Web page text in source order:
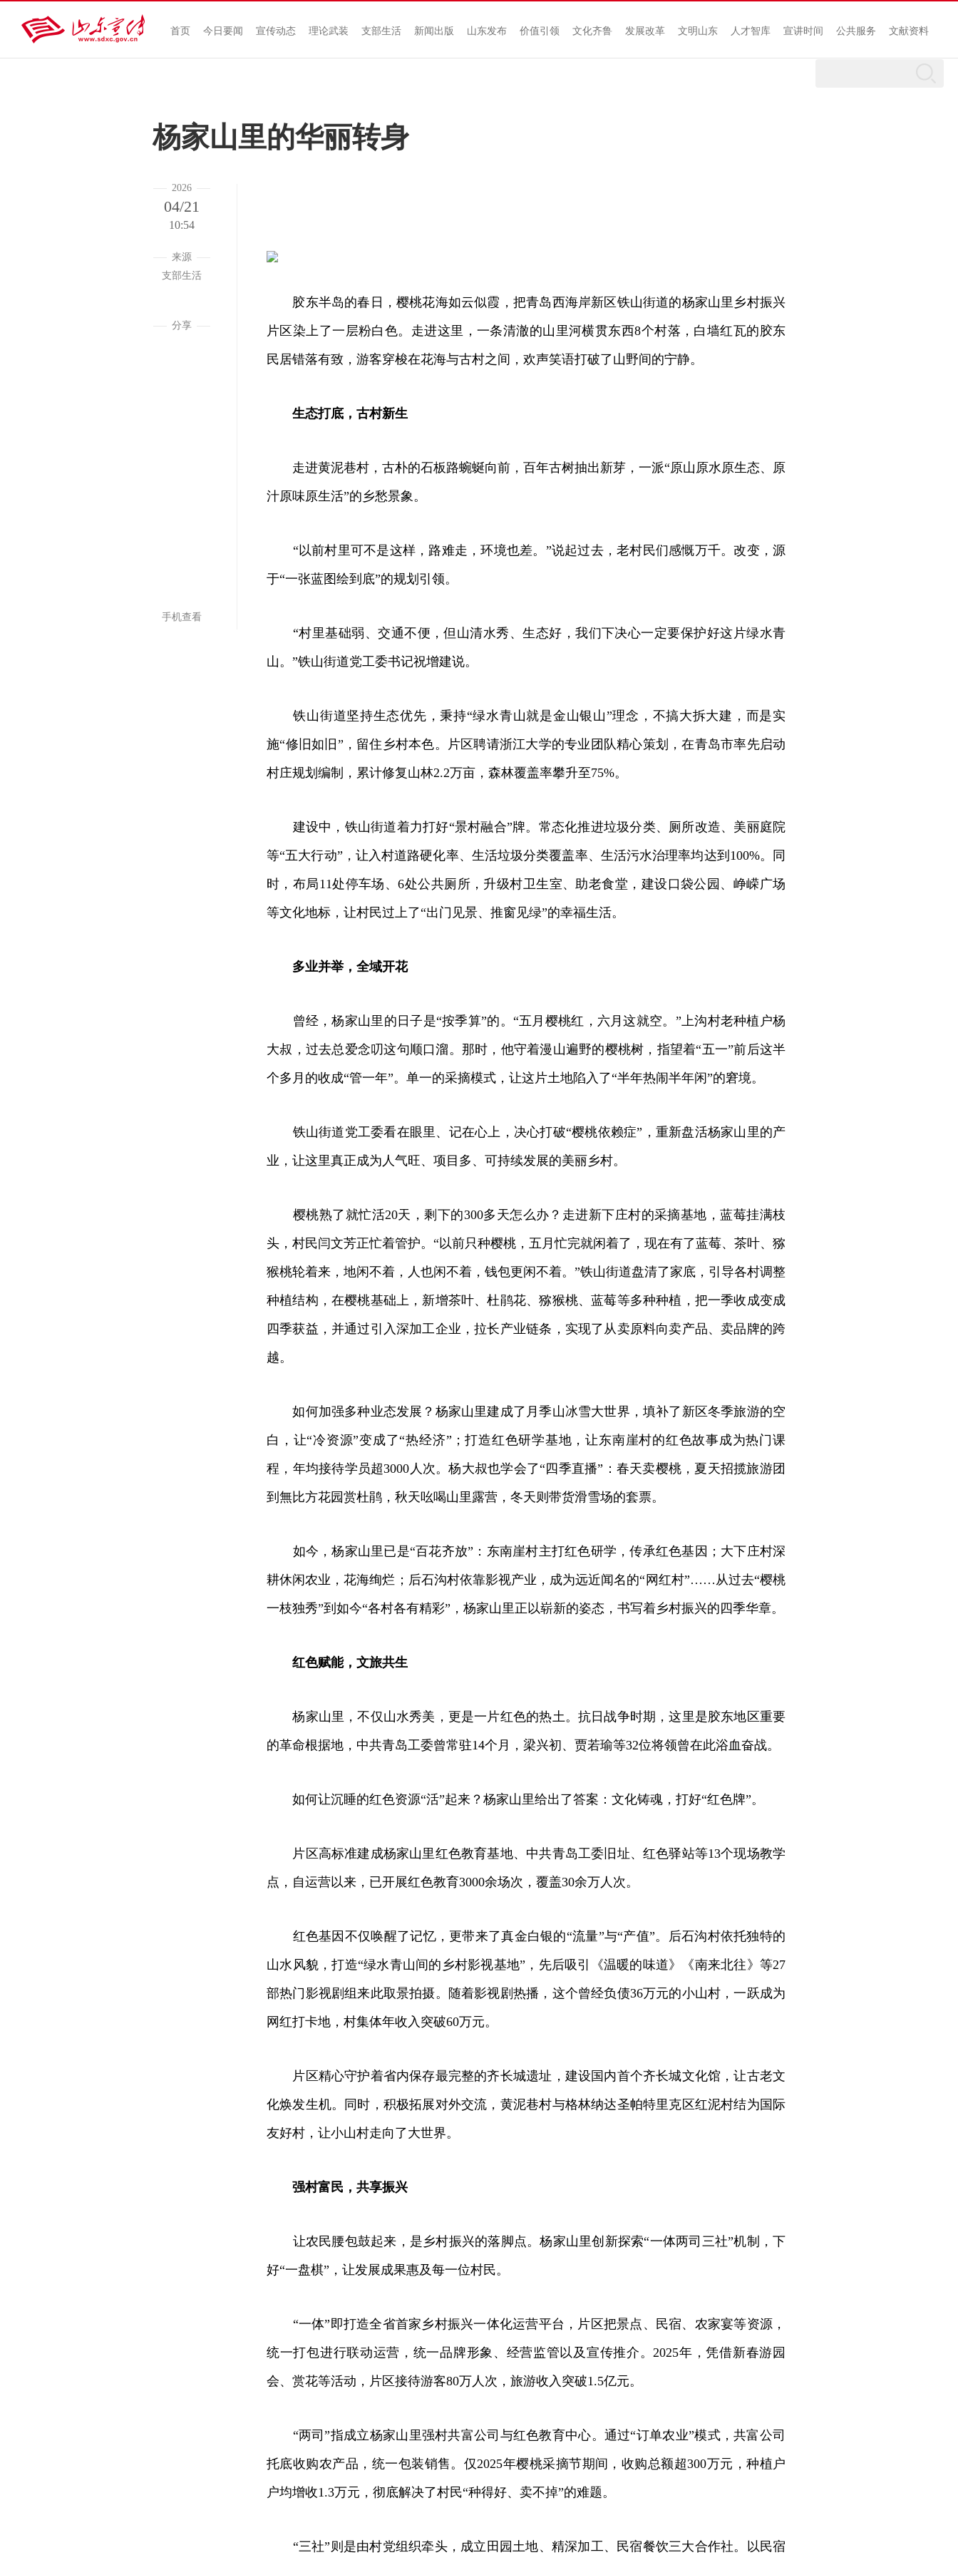
首页 今日要闻 宣传动态 理论武装 支部生活 新闻出版 山东发布 价值引领 文化齐鲁 发展改革 文明山东 人才智库 宣讲时间 公共服务 文献资料
杨家山里的华丽转身
2026
04/21
10:54
来源
支部生活
分享
手机查看
胶东半岛的春日，樱桃花海如云似霞，把青岛西海岸新区铁山街道的杨家山里乡村振兴
片区染上了一层粉白色。走进这里，一条清澈的山里河横贯东西8个村落，白墙红瓦的胶东
民居错落有致，游客穿梭在花海与古村之间，欢声笑语打破了山野间的宁静。
生态打底，古村新生
走进黄泥巷村，古朴的石板路蜿蜒向前，百年古树抽出新芽，一派“原山原水原生态、原
汁原味原生活”的乡愁景象。
“以前村里可不是这样，路难走，环境也差。”说起过去，老村民们感慨万千。改变，源
于“一张蓝图绘到底”的规划引领。
“村里基础弱、交通不便，但山清水秀、生态好，我们下决心一定要保护好这片绿水青
山。”铁山街道党工委书记祝增建说。
铁山街道坚持生态优先，秉持“绿水青山就是金山银山”理念，不搞大拆大建，而是实
施“修旧如旧”，留住乡村本色。片区聘请浙江大学的专业团队精心策划，在青岛市率先启动
村庄规划编制，累计修复山林2.2万亩，森林覆盖率攀升至75%。
建设中，铁山街道着力打好“景村融合”牌。常态化推进垃圾分类、厕所改造、美丽庭院
等“五大行动”，让入村道路硬化率、生活垃圾分类覆盖率、生活污水治理率均达到100%。同
时，布局11处停车场、6处公共厕所，升级村卫生室、助老食堂，建设口袋公园、峥嵘广场
等文化地标，让村民过上了“出门见景、推窗见绿”的幸福生活。
多业并举，全域开花
曾经，杨家山里的日子是“按季算”的。“五月樱桃红，六月这就空。”上沟村老种植户杨
大叔，过去总爱念叨这句顺口溜。那时，他守着漫山遍野的樱桃树，指望着“五一”前后这半
个多月的收成“管一年”。单一的采摘模式，让这片土地陷入了“半年热闹半年闲”的窘境。
铁山街道党工委看在眼里、记在心上，决心打破“樱桃依赖症”，重新盘活杨家山里的产
业，让这里真正成为人气旺、项目多、可持续发展的美丽乡村。
樱桃熟了就忙活20天，剩下的300多天怎么办？走进新下庄村的采摘基地，蓝莓挂满枝
头，村民闫文芳正忙着管护。“以前只种樱桃，五月忙完就闲着了，现在有了蓝莓、茶叶、猕
猴桃轮着来，地闲不着，人也闲不着，钱包更闲不着。”铁山街道盘清了家底，引导各村调整
种植结构，在樱桃基础上，新增茶叶、杜鹃花、猕猴桃、蓝莓等多种种植，把一季收成变成
四季获益，并通过引入深加工企业，拉长产业链条，实现了从卖原料向卖产品、卖品牌的跨
越。
如何加强多种业态发展？杨家山里建成了月季山冰雪大世界，填补了新区冬季旅游的空
白，让“冷资源”变成了“热经济”；打造红色研学基地，让东南崖村的红色故事成为热门课
程，年均接待学员超3000人次。杨大叔也学会了“四季直播”：春天卖樱桃，夏天招揽旅游团
到無比方花园赏杜鹃，秋天吆喝山里露营，冬天则带货滑雪场的套票。
如今，杨家山里已是“百花齐放”：东南崖村主打红色研学，传承红色基因；大下庄村深
耕休闲农业，花海绚烂；后石沟村依靠影视产业，成为远近闻名的“网红村”……从过去“樱桃
一枝独秀”到如今“各村各有精彩”，杨家山里正以崭新的姿态，书写着乡村振兴的四季华章。
红色赋能，文旅共生
杨家山里，不仅山水秀美，更是一片红色的热土。抗日战争时期，这里是胶东地区重要
的革命根据地，中共青岛工委曾常驻14个月，梁兴初、贾若瑜等32位将领曾在此浴血奋战。
如何让沉睡的红色资源“活”起来？杨家山里给出了答案：文化铸魂，打好“红色牌”。
片区高标准建成杨家山里红色教育基地、中共青岛工委旧址、红色驿站等13个现场教学
点，自运营以来，已开展红色教育3000余场次，覆盖30余万人次。
红色基因不仅唤醒了记忆，更带来了真金白银的“流量”与“产值”。后石沟村依托独特的
山水风貌，打造“绿水青山间的乡村影视基地”，先后吸引《温暖的味道》《南来北往》等27
部热门影视剧组来此取景拍摄。随着影视剧热播，这个曾经负债36万元的小山村，一跃成为
网红打卡地，村集体年收入突破60万元。
片区精心守护着省内保存最完整的齐长城遗址，建设国内首个齐长城文化馆，让古老文
化焕发生机。同时，积极拓展对外交流，黄泥巷村与格林纳达圣帕特里克区红泥村结为国际
友好村，让小山村走向了大世界。
强村富民，共享振兴
让农民腰包鼓起来，是乡村振兴的落脚点。杨家山里创新探索“一体两司三社”机制，下
好“一盘棋”，让发展成果惠及每一位村民。
“一体”即打造全省首家乡村振兴一体化运营平台，片区把景点、民宿、农家宴等资源，
统一打包进行联动运营，统一品牌形象、经营监管以及宣传推介。2025年，凭借新春游园
会、赏花等活动，片区接待游客80万人次，旅游收入突破1.5亿元。
“两司”指成立杨家山里强村共富公司与红色教育中心。通过“订单农业”模式，共富公司
托底收购农产品，统一包装销售。仅2025年樱桃采摘节期间，收购总额超300万元，种植户
户均增收1.3万元，彻底解决了村民“种得好、卖不掉”的难题。
“三社”则是由村党组织牵头，成立田园土地、精深加工、民宿餐饮三大合作社。以民宿